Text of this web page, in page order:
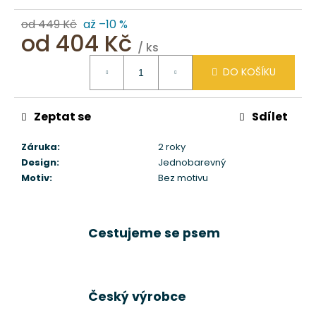
od 449 Kč až –10 %
od 404 Kč / ks
DO KOŠÍKU
Záruka:
2 roky
Design:
Jednobarevný
Motiv: Bez motivu
Zeptat se Sdílet
Cestujeme se psem
Český výrobce
BLACK
CHRÁPÁTKO®
891
Kč